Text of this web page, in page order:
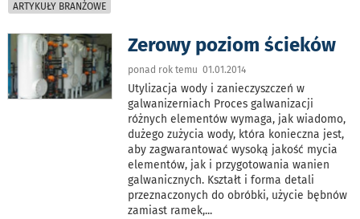
ARTYKUŁY BRANŻOWE
Zerowy poziom ścieków
ponad rok temu 01.01.2014
Utylizacja wody i zanieczyszczeń w
galwanizerniach Proces galwanizacji
różnych elementów wymaga, jak wiadomo,
dużego zużycia wody, która konieczna jest,
aby zagwarantować wysoką jakość mycia
elementów, jak i przygotowania wanien
galwanicznych. Kształt i forma detali
przeznaczonych do obróbki, użycie bębnów
zamiast ramek,...